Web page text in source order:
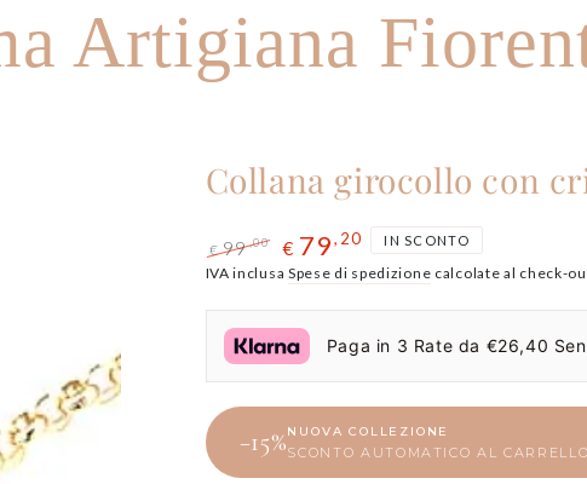
Artigiana
Collana girocollo con
Prezzo
€ 99,00
Il
di
liquidazione
€ 79 ,20 IN SCONTO
IVA inclusa Spese di spedizione calcolate al check-
Paga in 3 Rate da €26,40
−15%NUOVA COLLEZIONE
SCONTO AUTOMATICO AL CARRELLO